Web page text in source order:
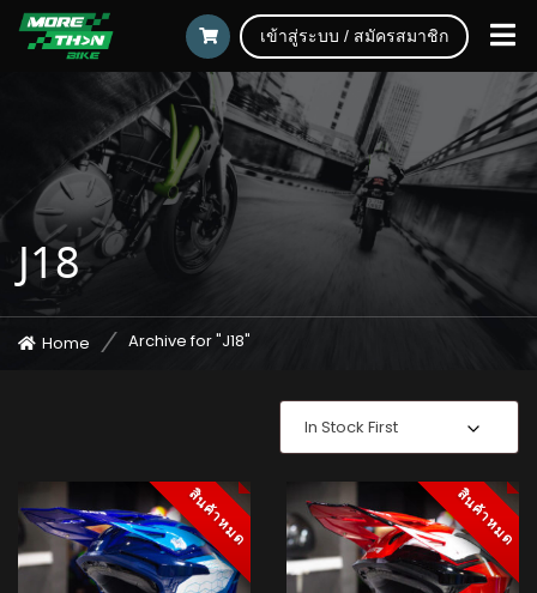
เข้าสู่ระบบ / สมัครสมาชิก
J18
Home Archive for "J18"
In Stock First
สินค้าหมด
สินค้าหมด สินค้าหมด
สินค้าหมด